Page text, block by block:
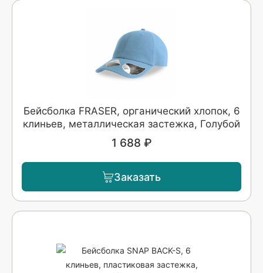
Бейсболка FRASER, органический хлопок, 6
клиньев, металлическая застежка, Голубой
1 688 ₽
Заказать